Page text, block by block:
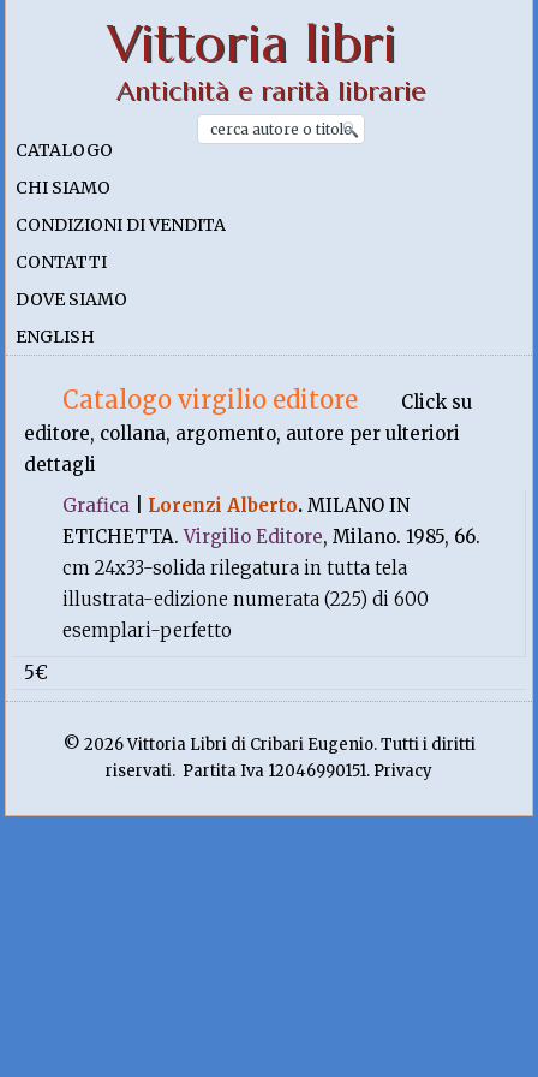
Vittoria libri
Antichità e rarità librarie
CATALOGO
CHI SIAMO
CONDIZIONI DI VENDITA
CONTATTI
DOVE SIAMO
ENGLISH
Catalogo virgilio editore
Click su
editore, collana, argomento, autore per ulteriori
dettagli
Grafica
Lorenzi Alberto.MILANO IN
ETICHETTA.Virgilio Editore, Milano. 1985, 66.
cm 24x33-solida rilegatura in tutta tela
illustrata-edizione numerata (225) di 600
esemplari-perfetto
5€
© 2026 Vittoria Libri di Cribari Eugenio. Tutti i diritti
riservati. Partita Iva 12046990151. Privacy